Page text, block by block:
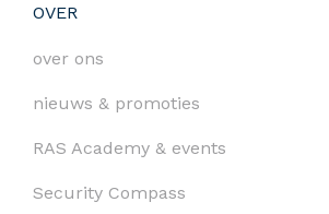
OVER
over ons
nieuws & promoties
RAS Academy & events
Security Compass